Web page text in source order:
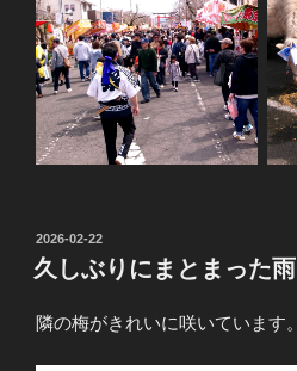
投
稿
日:
2026-02-22
久しぶりにまとまった雨
隣の梅がきれいに咲いています。